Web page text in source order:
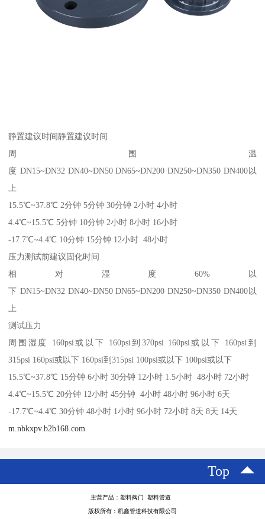
静置建议时间静置建议时间
周围温
度 DN15~DN32 DN40~DN50 DN65~DN200 DN250~DN350 DN400以
上
15.5℃~37.8℃ 2分钟 5分钟 30分钟 2小时 4小时
4.4℃~15.5℃ 5分钟 10分钟 2小时 8小时 16小时
-17.7℃~4.4℃ 10分钟 15分钟 12小时 48小时
压力测试前建议固化时间
相对湿度60%以
下 DN15~DN32 DN40~DN50 DN65~DN200 DN250~DN350 DN400以
上
测试压力
周围湿度 160psi或以下 160psi到370psi 160psi或以下 160psi到
315psi 160psi或以下 160psi到315psi 100psi或以下 100psi或以下
15.5℃~37.8℃ 15分钟 6小时 30分钟 12小时 1.5小时 48小时 72小时
4.4℃~15.5℃ 20分钟 12小时 45分钟 4小时 48小时 96小时 6天
-17.7℃~4.4℃ 30分钟 48小时 1小时 96小时 72小时 8天 8天 14天
m.nbkxpv.b2b168.com
Top
主营产品：塑料阀门 塑料管道
版权所有：凯鑫管道科技有限公司